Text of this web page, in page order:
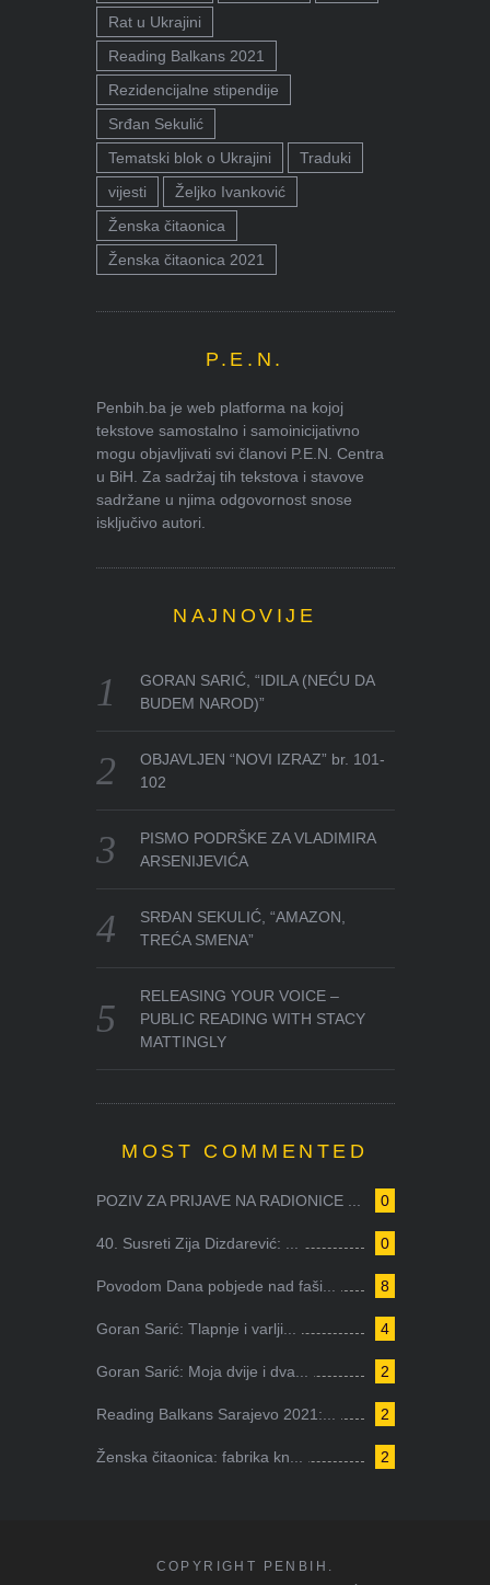
Rat u Ukrajini
Reading Balkans 2021
Rezidencijalne stipendije
Srđan Sekulić
Tematski blok o Ukrajini
Traduki
vijesti
Željko Ivanković
Ženska čitaonica
Ženska čitaonica 2021
P.E.N.
Penbih.ba je web platforma na kojoj
tekstove samostalno i samoinicijativno
mogu objavljivati svi članovi P.E.N. Centra
u BiH. Za sadržaj tih tekstova i stavove
sadržane u njima odgovornost snose
isključivo autori.
NAJNOVIJE
GORAN SARIĆ, “IDILA (NEĆU DA
BUDEM NAROD)”
OBJAVLJEN “NOVI IZRAZ” br. 101-
102
PISMO PODRŠKE ZA VLADIMIRA
ARSENIJEVIĆA
SRĐAN SEKULIĆ, “AMAZON,
TREĆA SMENA”
RELEASING YOUR VOICE –
PUBLIC READING WITH STACY
MATTINGLY
MOST COMMENTED
0
POZIV ZA PRIJAVE NA RADIONICE ...
0
40. Susreti Zija Dizdarević: ...
8
Povodom Dana pobjede nad faši...
4
Goran Sarić: Tlapnje i varlji...
2
Goran Sarić: Moja dvije i dva...
2
Reading Balkans Sarajevo 2021:...
2
Ženska čitaonica: fabrika kn...
COPYRIGHT PENBIH.